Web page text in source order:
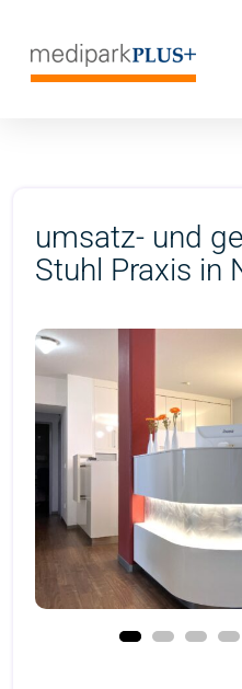
umsatz- und
Stuhl Praxis in